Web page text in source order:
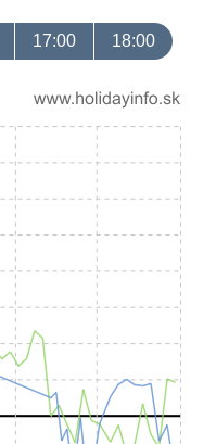
17:00 18:00